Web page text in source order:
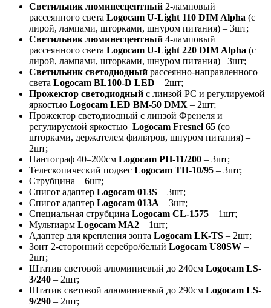
Светильник люминесцентный 2-ламповый
рассеянного света Logocam U-Light 110 DIM Alpha (с
лирой, лампами, шторками, шнуром питания) – 3шт;
Светильник люминесцентный 4-ламповый
рассеянного света Logocam U-Light 220 DIM Alpha (с
лирой, лампами, шторками, шнуром питания)– 3шт;
Светильник светодиодный рассеянно-направленного
света Logocam BL100-D LED – 2шт;
Прожектор светодиодный с линзой РС и регулируемой
яркостью Logocam LED BM-50 DMX – 2шт;
Прожектор светодиодный с линзой Френеля и
регулируемой яркостью Logocam Fresnel 65 (со
шторками, держателем фильтров, шнуром питания) –
2шт;
Пантограф 40–200см Logocam PH-11/200 – 3шт;
Телескопический подвес Logocam TH-10/95 – 3шт;
Струбцина – 6шт;
Спигот адаптер Logocam 013S – 3шт;
Спигот адаптер Logocam 013A – 3шт;
Специальная струбцина Logocam CL-1575 – 1шт;
Мультиарм Logocam MA2 – 1шт;
Адаптер для крепления зонта Logocam LK-TS – 2шт;
Зонт 2-сторонний серебро/белый Logocam U80SW –
2шт;
Штатив световой алюминиевый до 240см Logocam LS-
3/240 – 2шт;
Штатив световой алюминиевый до 290см Logocam LS-
9/290 – 2шт;